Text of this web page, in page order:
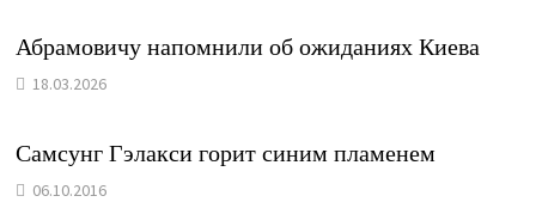
Абрамовичу напомнили об ожиданиях Киева
18.03.2026
Самсунг Гэлакси горит синим пламенем
06.10.2016